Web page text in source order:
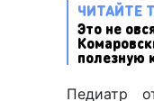
ЧИТАЙТЕ
Это не
полезную
Педиатр